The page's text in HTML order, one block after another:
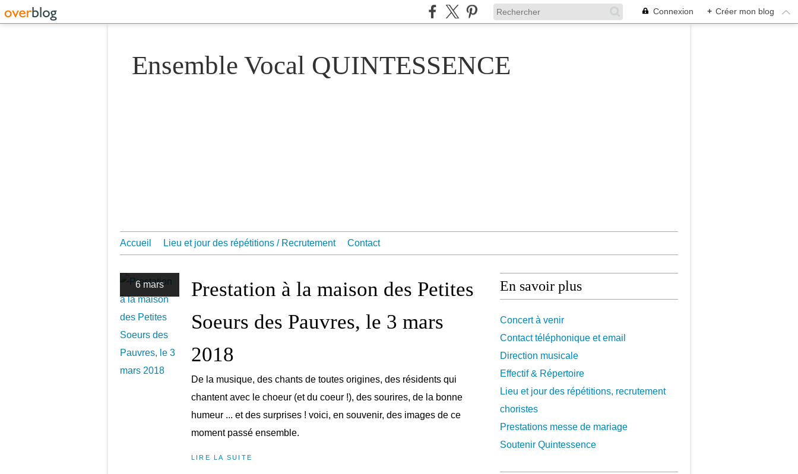
Connexion + Créer mon blog
Ensemble Vocal QUINTESSENCE
Accueil Lieu et jour des répétitions / Recrutement Contact
6 mars
Prestation à la maison des Petites
Soeurs des Pauvres, le 3 mars
2018
De la musique, des chants de toutes origines, des résidents qui
chantent avec le choeur (et du coeur !), des sourires, de la bonne
humeur ... et des surprises ! voici, en souvenir, des images de ce
moment passé ensemble.
LIRE LA SUITE
En savoir plus
Concert à venir
Contact téléphonique et email
Direction musicale
Effectif & Répertoire
Lieu et jour des répétitions, recrutement
choristes
Prestations messe de mariage
Soutenir Quintessence